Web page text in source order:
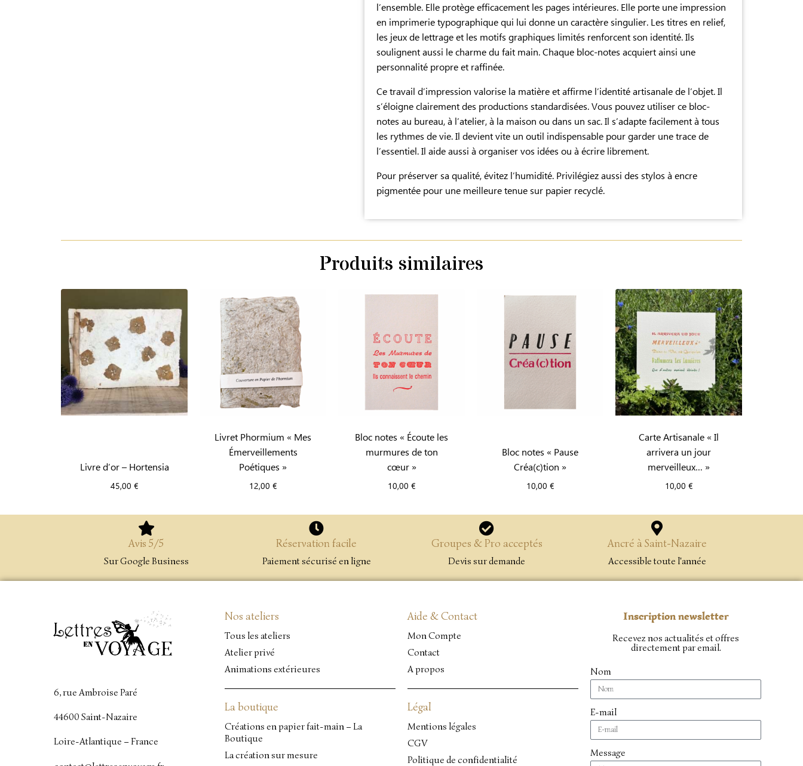
l’ensemble. Elle protège efficacement les pages intérieures. Elle porte une impression
en imprimerie typographique qui lui donne un caractère singulier. Les titres en relief,
les jeux de lettrage et les motifs graphiques limités renforcent son identité. Ils
soulignent aussi le charme du fait main. Chaque bloc-notes acquiert ainsi une
personnalité propre et raffinée.
Ce travail d’impression valorise la matière et affirme l’identité artisanale de l’objet. Il
s’éloigne clairement des productions standardisées. Vous pouvez utiliser ce bloc-
notes au bureau, à l’atelier, à la maison ou dans un sac. Il s’adapte facilement à tous
les rythmes de vie. Il devient vite un outil indispensable pour garder une trace de
l’essentiel. Il aide aussi à organiser vos idées ou à écrire librement.
Pour préserver sa qualité, évitez l’humidité. Privilégiez aussi des stylos à encre
pigmentée pour une meilleure tenue sur papier recyclé.
Produits similaires
Livre d’or – Hortensia
45,00 €
Livret Phormium « Mes
Émerveillements
Poétiques »
12,00 €
Bloc notes « Écoute les
murmures de ton
cœur »
10,00 €
Bloc notes « Pause
Créa(c)tion »
10,00 €
Carte Artisanale « Il
arrivera un jour
merveilleux… »
10,00 €
Avis 5/5
Sur Google Business
Réservation facile
Paiement sécurisé en ligne
Groupes & Pro acceptés
Devis sur demande
Ancré à Saint-Nazaire
Accessible toute l'année
6, rue Ambroise Paré
44600 Saint-Nazaire
Loire-Atlantique – France
Nos ateliers
Tous les ateliers
Atelier privé
Animations extérieures
La boutique
Créations en papier fait-main – La
Boutique
La création sur mesure
Aide & Contact
Mon Compte
Contact
A propos
Légal
Mentions légales
CGV
Politique de confidentialité
Inscription newsletter
Recevez nos actualités et offres
directement par email.
Nom
E-mail
Message